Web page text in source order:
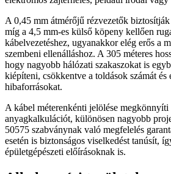
A 0,45 mm átmérőjű rézvezetők
míg a 4,5 mm-es külső köpeny kellően
kábelvezetéshez, ugyanakkor elég erős a
szembeni ellenálláshoz. A 305 méteres
hogy nagyobb hálózati szakaszokat is
kiépíteni, csökkentve a toldások számát és
hibaforrásokat.
A kábel méterenkénti jelölése megkönnyíti
anyagkalkulációt, különösen nagyobb
50575 szabványnak való megfelelés
esetén is biztonságos viselkedést tanúsít,
épületgépészeti előírásoknak is.